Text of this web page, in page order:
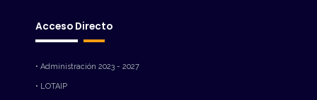
Acceso Directo
• Administración 2023 - 2027
• LOTAIP